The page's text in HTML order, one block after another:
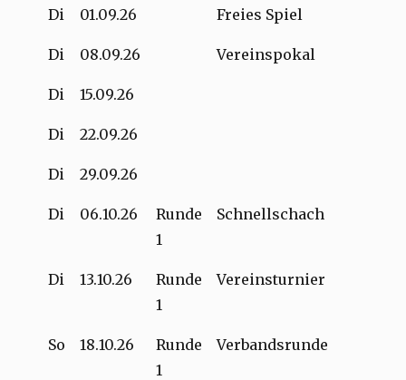
Di 01.09.26 Freies Spiel
Di 08.09.26 Vereinspokal
Di 15.09.26
Di 22.09.26
Di 29.09.26
Di 06.10.26
Runde
1
Schnellschach
Di 13.10.26
Runde
1
Vereinsturnier
So 18.10.26
Runde
1
Verbandsrunde